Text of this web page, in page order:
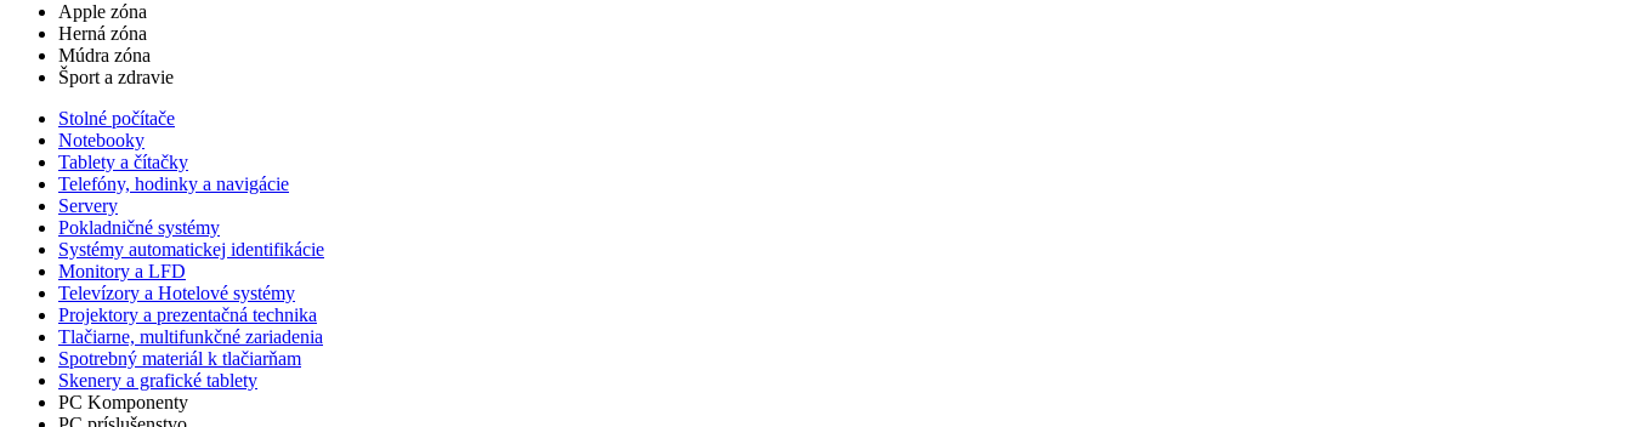
Apple zóna
Herná zóna
Múdra zóna
Šport a zdravie
Stolné počítače
Notebooky
Tablety a čítačky
Telefóny, hodinky a navigácie
Servery
Pokladničné systémy
Systémy automatickej identifikácie
Monitory a LFD
Televízory a Hotelové systémy
Projektory a prezentačná technika
Tlačiarne, multifunkčné zariadenia
Spotrebný materiál k tlačiarňam
Skenery a grafické tablety
PC Komponenty